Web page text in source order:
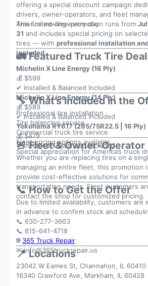
offering a special discount campaign
drivers, owner-operators, and fleet
America moving every day.
This limited-time promotion runs from
31 and includes special pricing on
tires — with professional installation
included.
🚛 Featured Truck Tire
Michelin X Line Energy (16 Ply)
💰 $599
✔ Installed & Balanced Included
Michelin X Line Energy (14 Ply)
💰 $589
✔ Installed & Balanced Included
Yokohama RY617 (295/75R22.5 | 16 Ply)
💰 $479
✔ Installed & Balanced Included
🔧 What’s Included in the
Professional tire installation
Tire balancing service
Commercial truck tire service
Fleet pricing options available
Special appreciation for America’s truck
🚨 Fleet & Owner-
Whether you are replacing tires on a
managing an entire fleet, this promotion
provide cost-effective solutions for
transportation needs. Fleet customers
contact the shop for customized pricing.
📞 How to Get the Offer
Due to limited availability, customers are
in advance to confirm stock and
📞 630-277-3663
📞 815-641-4718
🌐 365 Truck Repair
✉info@365truckrepair.us
📍 Locations
23042 W Eames St, Channahon, IL 60410
16340 Crawford Ave, Markham, IL 60428